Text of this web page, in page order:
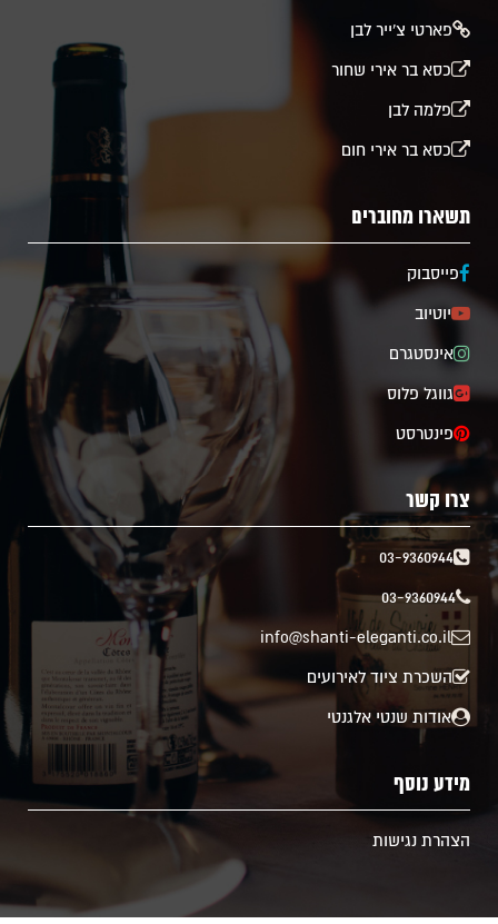
פארטי צ'ייר לבן
כסא בר אירי שחור
פלמה לבן
כסא בר אירי חום
תשארו מחוברים
פייסבוק
יוטיוב
אינסטגרם
גווגל פלוס
פינטרסט
צרו קשר
03-9360944
03-9360944
info@shanti-eleganti.co.il
השכרת ציוד לאירועים
אודות שנטי אלגנטי
מידע נוסף
הצהרת נגישות